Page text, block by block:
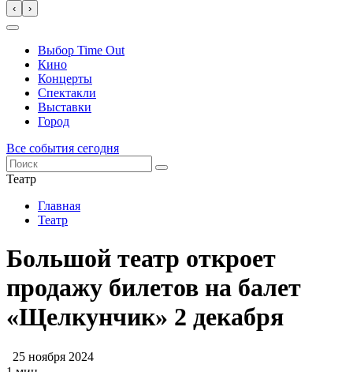
‹ ›
Выбор Time Out
Кино
Концерты
Спектакли
Выставки
Город
Все события сегодня
Театр
Главная
Театр
Большой театр откроет
продажу билетов на балет
«Щелкунчик» 2 декабря
25 ноября 2024